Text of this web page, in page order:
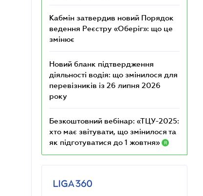
Кабмін затвердив новий Порядок
ведення Реєстру «Оберіг»: що це
змінює
Новий бланк підтвердження
діяльності водія: що змінилося для
перевізників із 26 липня 2026
року
Безкоштовний вебінар: «ТЦУ-2025:
хто має звітувати, що змінилося та
як підготуватися до 1 жовтня»
R